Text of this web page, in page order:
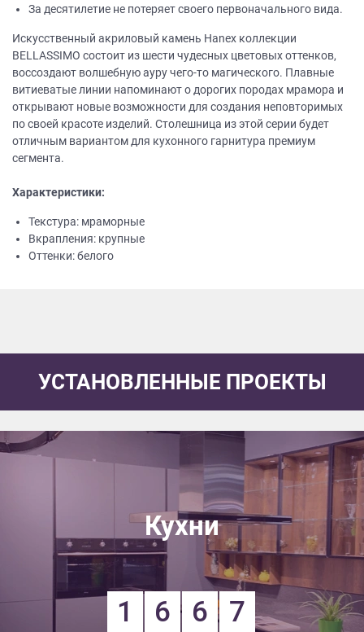
За десятилетие не потеряет своего первоначального вида.
Искусственный акриловый камень Hanex коллекции
BELLASSIMO состоит из шести чудесных цветовых оттенков,
воссоздают волшебную ауру чего-то магического. Плавные
витиеватые линии напоминают о дорогих породах мрамора и
открывают новые возможности для создания неповторимых
по своей красоте изделий. Столешница из этой серии будет
отличным вариантом для кухонного гарнитура премиум
сегмента.
Характеристики:
Текстура: мраморные
Вкрапления: крупные
Оттенки: белого
УСТАНОВЛЕННЫЕ ПРОЕКТЫ
Кухни
1 6 6 7